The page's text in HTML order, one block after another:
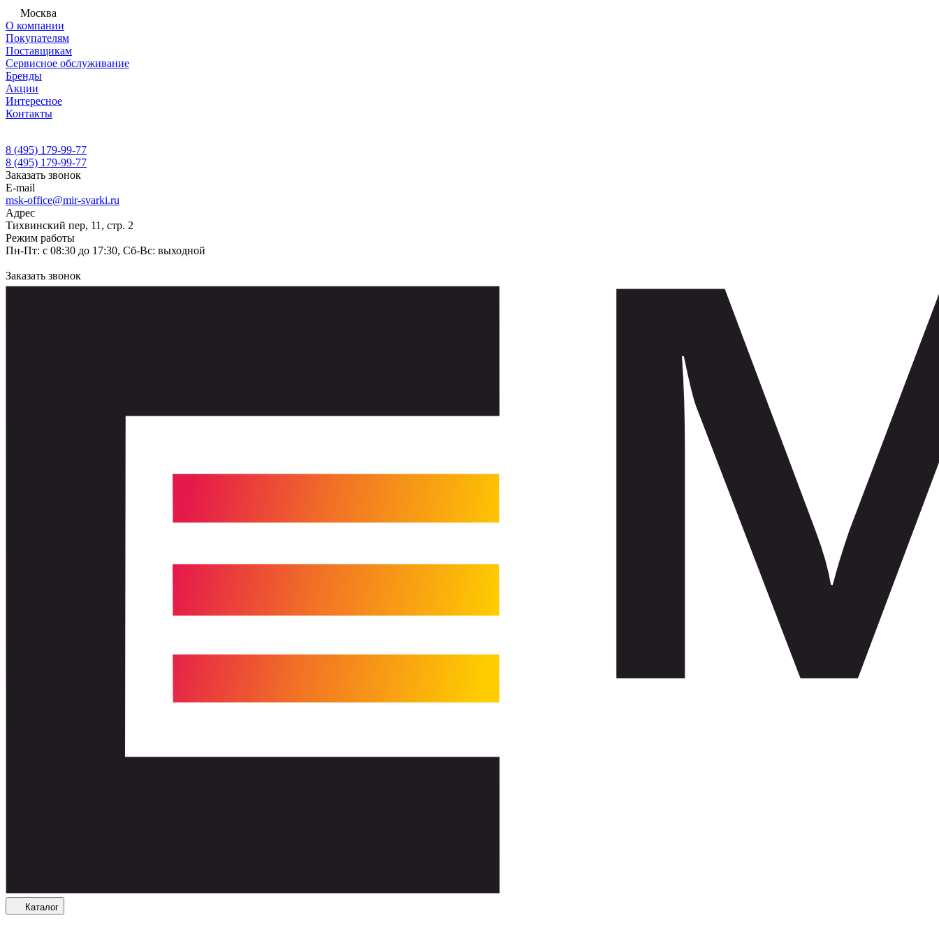
Москва
О компании
Покупателям
Поставщикам
Сервисное обслуживание
Бренды
Акции
Интересное
Контакты
8 (495) 179-99-77
8 (495) 179-99-77
Заказать звонок
E-mail
msk-office@mir-svarki.ru
Адрес
Тихвинский пер, 11, стр. 2
Режим работы
Пн-Пт: с 08:30 до 17:30, Сб-Вс: выходной
Заказать звонок
Каталог